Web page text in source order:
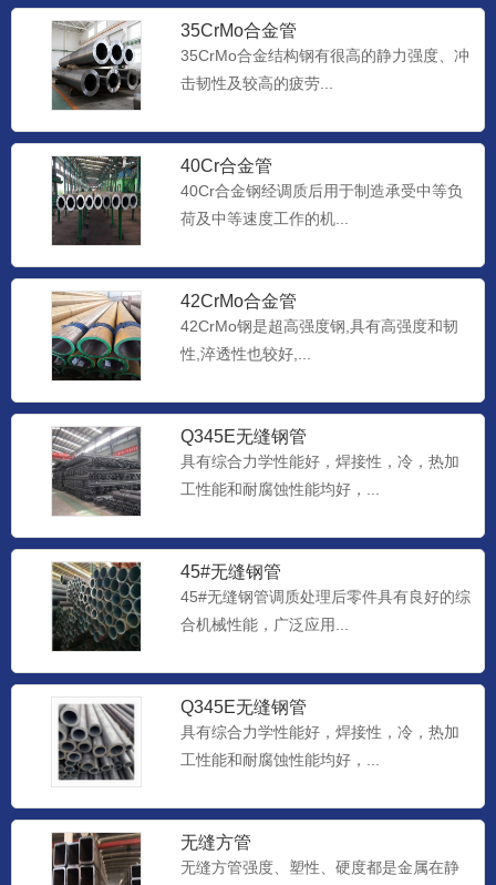
35CrMo合金管
35CrMo合金结构钢有很高的静力强度、冲
击韧性及较高的疲劳...
40Cr合金管
40Cr合金钢经调质后用于制造承受中等负
荷及中等速度工作的机...
42CrMo合金管
42CrMo钢是超高强度钢,具有高强度和韧
性,淬透性也较好,...
Q345E无缝钢管
具有综合力学性能好，焊接性，冷，热加
工性能和耐腐蚀性能均好，...
45#无缝钢管
45#无缝钢管调质处理后零件具有良好的综
合机械性能，广泛应用...
Q345E无缝钢管
具有综合力学性能好，焊接性，冷，热加
工性能和耐腐蚀性能均好，...
无缝方管
无缝方管强度、塑性、硬度都是金属在静